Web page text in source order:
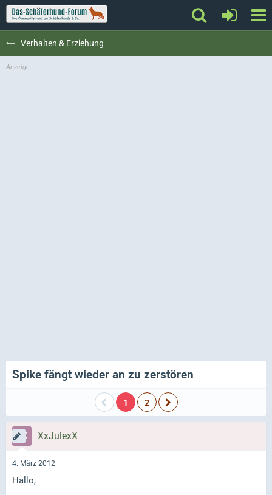
Verhalten & Erziehung
Spike fängt wieder an zu zerstören
1 2
XxJulexX
4. März 2012
Hallo,